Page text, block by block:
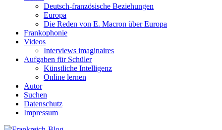
Deutsch-französische Beziehungen
Europa
Die Reden von E. Macron über Europa
Frankophonie
Videos
Interviews imaginaires
Aufgaben für Schüler
Künstliche Intelligenz
Online lernen
Autor
Suchen
Datenschutz
Impressum